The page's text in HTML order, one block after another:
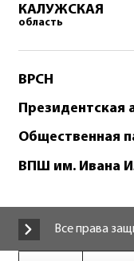
КАЛУЖСКАЯ
область
ВРСН
Президентская
Общественная
ВПШ им. Ивана
Все права